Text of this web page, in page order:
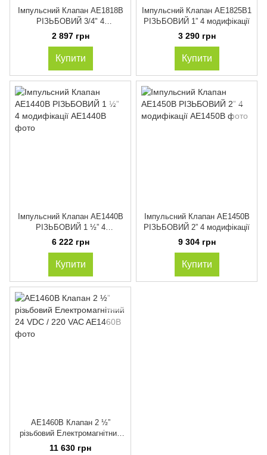
Імпульсний Клапан AE1818B
РІЗЬБОВИЙ 3/4" 4
модифікації
2 897 грн
Купити
Імпульсний Клапан AE1825B1
РІЗЬБОВИЙ 1” 4 модифікації
3 290 грн
Купити
Імпульсний Клапан AE1440B
РІЗЬБОВИЙ 1 ½” 4
модифікації
6 222 грн
Купити
Імпульсний Клапан AE1450B
РІЗЬБОВИЙ 2” 4 модифікації
9 304 грн
Купити
AE1460B Клапан 2 ½”
різьбовий Електромагнітний
24 VDC / 220 VAC
11 630 грн